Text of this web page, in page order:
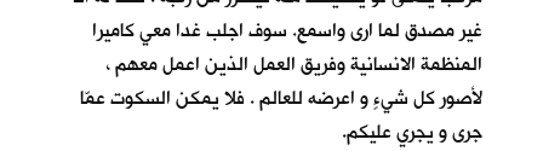
غير مصدق لما ارى واسمع. سوف اجلب غدا معي كاميرا
المنظمة الانسانية وفريق العمل الذين اعمل معهم ،
لأصور كل شيءٍ و اعرضه للعالم . فلا يمكن السكوت عمّا
جرى و يجري عليكم.